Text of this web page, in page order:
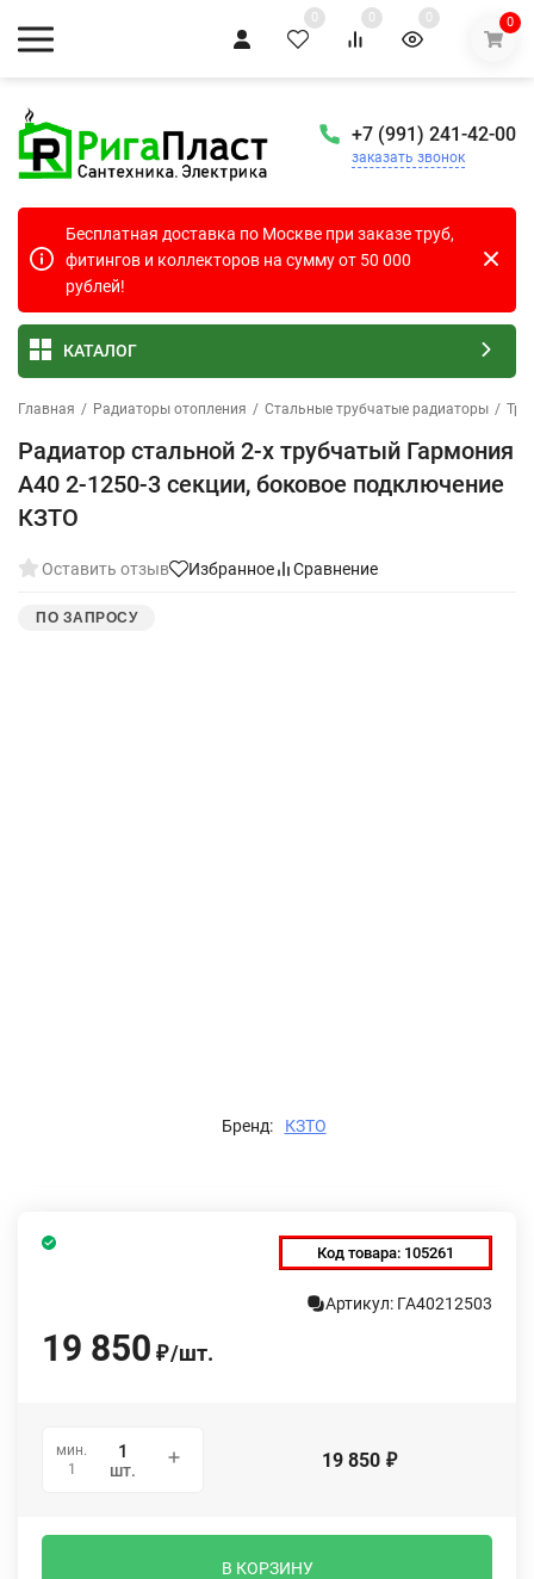
0 0 0 0
+7 (991) 241-42-00
заказать звонок
Бесплатная доставка по Москве при заказе труб,
фитингов и коллекторов на сумму от 50 000
рублей!
КАТАЛОГ
Главная / Радиаторы отопления / Стальные трубчатые радиаторы /
Радиатор стальной 2-х трубчатый Гармония
А40 2-1250-3 секции, боковое подключение
КЗТО
Оставить отзыв Избранное Сравнение
ПО ЗАПРОСУ
Бренд: КЗТО
Код товара: 105261
Артикул: ГА40212503
19 850 ₽/шт.
мин.
1
шт. 19 850 ₽
В КОРЗИНУ